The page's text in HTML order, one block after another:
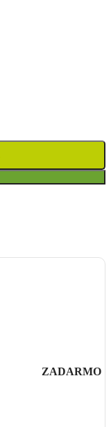
ZADARMO